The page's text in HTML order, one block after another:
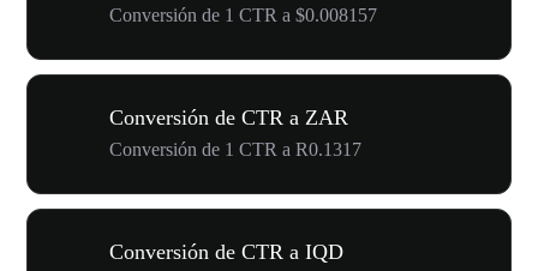
Conversión de 1 CTR a $0.008157
Conversión de CTR a ZAR
Conversión de 1 CTR a R0.1317
Conversión de CTR a IQD